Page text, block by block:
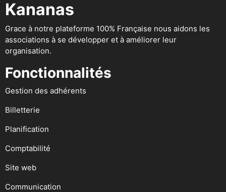
Kananas
Grace à notre plateforme 100% Française nous aidons les
associations à se développer et à améliorer leur
organisation.
Fonctionnalités
Gestion des adhérents
Billetterie
Planification
Comptabilité
Site web
Communication